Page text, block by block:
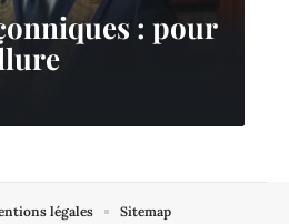
: pour
légales Sitemap